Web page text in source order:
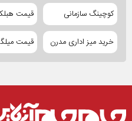
کوچینگ سازمانی قیمت
خرید میز اداری مدرن قیمت